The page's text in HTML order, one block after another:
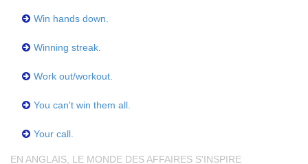
Win hands down.
Winning streak.
Work out/workout.
You can't win them all.
Your call.
EN ANGLAIS, LE MONDE DES AFFAIRES S'INSPIRE